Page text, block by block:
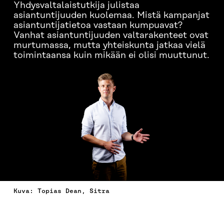
Yhdysvaltalaistutkija julistaa
asiantuntijuuden kuolemaa. Mistä kampanjat
asiantuntijatietoa vastaan kumpuavat?
Vanhat asiantuntijuuden valtarakenteet ovat
murtumassa, mutta yhteiskunta jatkaa vielä
toimintaansa kuin mikään ei olisi muuttunut.
Kuva: Topias Dean, Sitra